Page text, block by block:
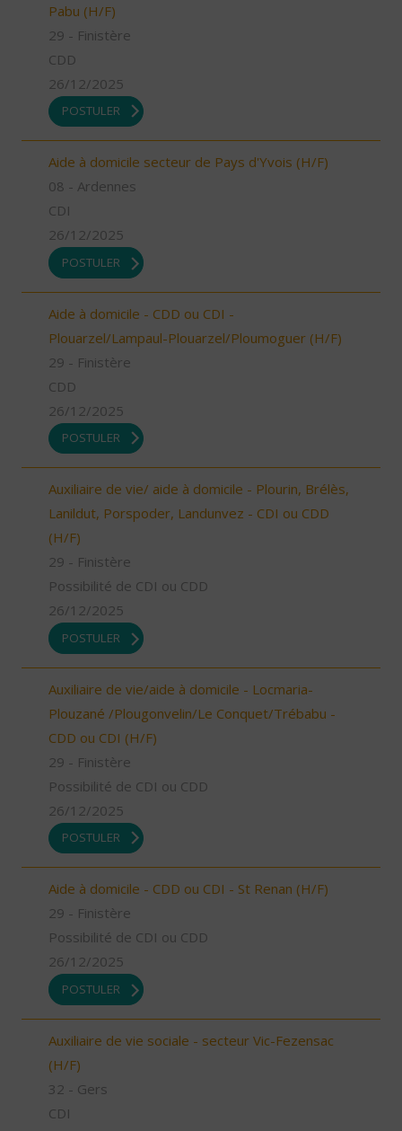
Pabu (H/F)
29 - Finistère
CDD
26/12/2025
POSTULER
Aide à domicile secteur de Pays d'Yvois (H/F)
08 - Ardennes
CDI
26/12/2025
POSTULER
Aide à domicile - CDD ou CDI -
Plouarzel/Lampaul-Plouarzel/Ploumoguer (H/F)
29 - Finistère
CDD
26/12/2025
POSTULER
Auxiliaire de vie/ aide à domicile - Plourin, Brélès,
Lanildut, Porspoder, Landunvez - CDI ou CDD
(H/F)
29 - Finistère
Possibilité de CDI ou CDD
26/12/2025
POSTULER
Auxiliaire de vie/aide à domicile - Locmaria-
Plouzané /Plougonvelin/Le Conquet/Trébabu -
CDD ou CDI (H/F)
29 - Finistère
Possibilité de CDI ou CDD
26/12/2025
POSTULER
Aide à domicile - CDD ou CDI - St Renan (H/F)
29 - Finistère
Possibilité de CDI ou CDD
26/12/2025
POSTULER
Auxiliaire de vie sociale - secteur Vic-Fezensac
(H/F)
32 - Gers
CDI